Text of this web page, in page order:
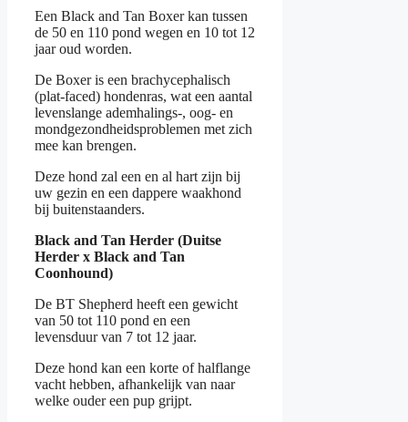
Een Black and Tan Boxer kan tussen
de 50 en 110 pond wegen en 10 tot 12
jaar oud worden.
De Boxer is een brachycephalisch
(plat-faced) hondenras, wat een aantal
levenslange ademhalings-, oog- en
mondgezondheidsproblemen met zich
mee kan brengen.
Deze hond zal een en al hart zijn bij
uw gezin en een dappere waakhond
bij buitenstaanders.
Black and Tan Herder (Duitse
Herder x Black and Tan
Coonhound)
De BT Shepherd heeft een gewicht
van 50 tot 110 pond en een
levensduur van 7 tot 12 jaar.
Deze hond kan een korte of halflange
vacht hebben, afhankelijk van naar
welke ouder een pup grijpt.